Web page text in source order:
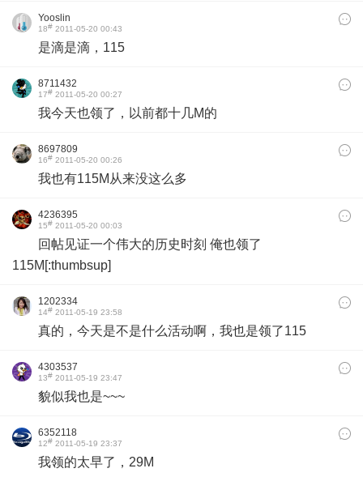
Yooslin
18# 2011-05-20 00:43
是滴是滴，115
8711432
17# 2011-05-20 00:27
我今天也领了，以前都十几M的
8697809
16# 2011-05-20 00:26
我也有115M从来没这么多
4236395
15# 2011-05-20 00:03
回帖见证一个伟大的历史时刻 俺也领了
115M[:thumbsup]
1202334
14# 2011-05-19 23:58
真的，今天是不是什么活动啊，我也是领了115
4303537
13# 2011-05-19 23:47
貌似我也是~~~
6352118
12# 2011-05-19 23:37
我领的太早了，29M